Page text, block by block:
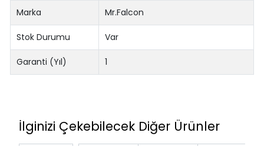
Marka Mr.Falcon
Stok Durumu Var
Garanti (Yıl) 1
İlginizi Çekebilecek Diğer Ürünler